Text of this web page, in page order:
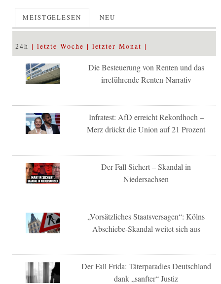
MEISTGELESEN NEU
24h letzte Woche letzter Monat
Die Besteuerung von Renten und das
irreführende Renten-Narrativ
Infratest: AfD erreicht Rekordhoch –
Merz drückt die Union auf 21 Prozent
Der Fall Sichert – Skandal in
Niedersachsen
„Vorsätzliches Staatsversagen“: Kölns
Abschiebe-Skandal weitet sich aus
Der Fall Frida: Täterparadies Deutschland
dank „sanfter“ Justiz